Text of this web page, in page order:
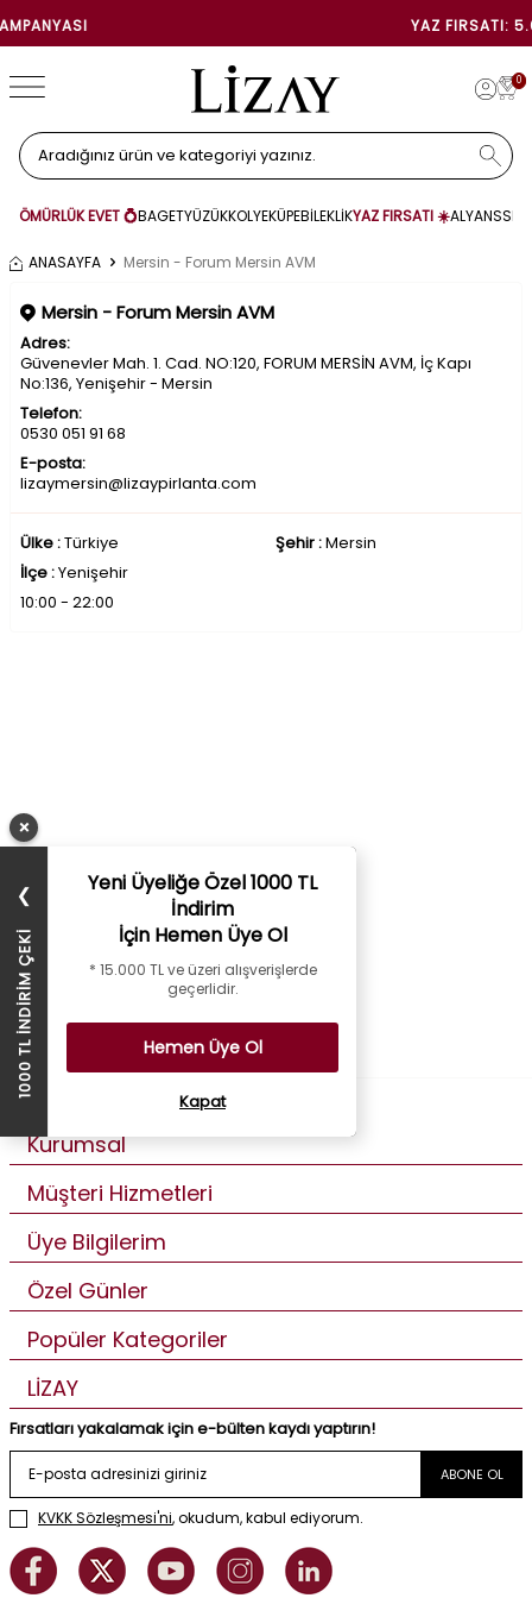
YAZ FIRSATI: 5.000 TL
0
ÖMÜRLÜK EVET 💍BAGETYÜZÜKKOLYEKÜPEBİLEKLİKYAZ FIRSATI ☀️ALYANS
ANASAYFA Mersin - Forum Mersin AVM
Mersin - Forum Mersin AVM
Adres:
Güvenevler Mah. 1. Cad. NO:120, FORUM MERSİN AVM, İç Kapı
No:136, Yenişehir - Mersin
Telefon:
0530 051 91 68
E-posta:
lizaymersin@lizaypirlanta.com
Ülke :Türkiye Şehir :Mersin
İlçe :Yenişehir
10:00 - 22:00
Kurumsal
Müşteri Hizmetleri
Üye Bilgilerim
Özel Günler
Popüler Kategoriler
LİZAY
Fırsatları yakalamak için e-bülten kaydı yaptırın!
ABONE OL
KVKK Sözleşmesi'ni, okudum, kabul ediyorum.
×
❯
1000 TL İNDİRİM ÇEKİ
Yeni Üyeliğe Özel 1000 TL
İndirim
İçin Hemen Üye Ol
* 15.000 TL ve üzeri alışverişlerde
geçerlidir.
Hemen Üye Ol
Kapat